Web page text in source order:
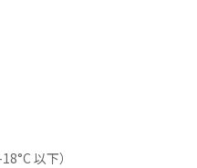
以下）